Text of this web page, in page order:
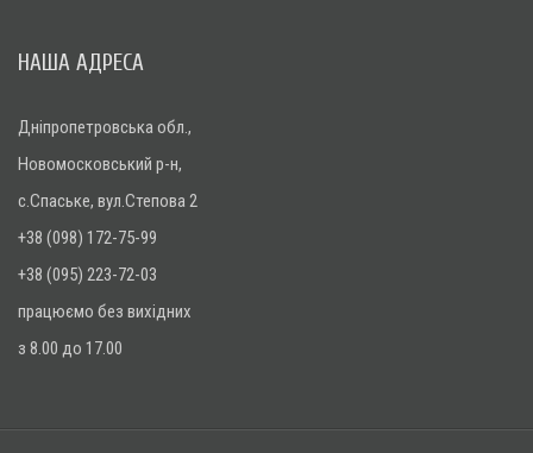
НАША АДРЕСА
Дніпропетровська обл.,
Новомосковський р-н,
с.Спаське, вул.Степова 2
+38 (098) 172-75-99
+38 (095) 223-72-03
працюємо без вихідних
з 8.00 до 17.00